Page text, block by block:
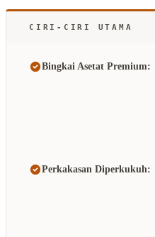
CIRI-CIRI UTAMA
Bingkai Asetat Premium:
Perkakasan Diperkukuh: